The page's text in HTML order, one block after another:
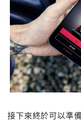
接下來終於可以準